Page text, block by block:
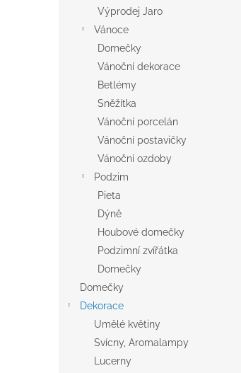
Výprodej Jaro
Vánoce
Domečky
Vánoční dekorace
Betlémy
Sněžítka
Vánoční porcelán
Vánoční postavičky
Vánoční ozdoby
Podzim
Pieta
Dýně
Houbové domečky
Podzimní zvířátka
Domečky
Domečky
Dekorace
Umělé květiny
Svícny, Aromalampy
Lucerny